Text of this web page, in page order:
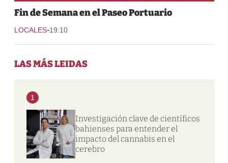
Fin de Semana en el Paseo Portuario
LOCALES-19:10
LAS MÁS LEIDAS
1
Investigación clave de científicos
bahienses para entender el
impacto del cannabis en el
cerebro